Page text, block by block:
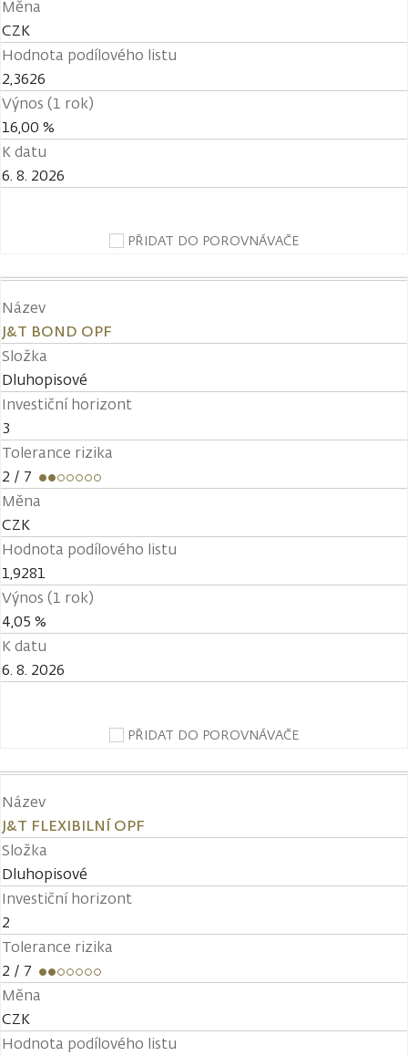
Měna
CZK
Hodnota podílového listu
2,3626
Výnos (1 rok)
16,00 %
K datu
6. 8. 2026
PŘIDAT DO POROVNÁVAČE
Název
J&T BOND OPF
Složka
Dluhopisové
Investiční horizont
3
Tolerance rizika
2 / 7
Měna
CZK
Hodnota podílového listu
1,9281
Výnos (1 rok)
4,05 %
K datu
6. 8. 2026
PŘIDAT DO POROVNÁVAČE
Název
J&T FLEXIBILNÍ OPF
Složka
Dluhopisové
Investiční horizont
2
Tolerance rizika
2 / 7
Měna
CZK
Hodnota podílového listu